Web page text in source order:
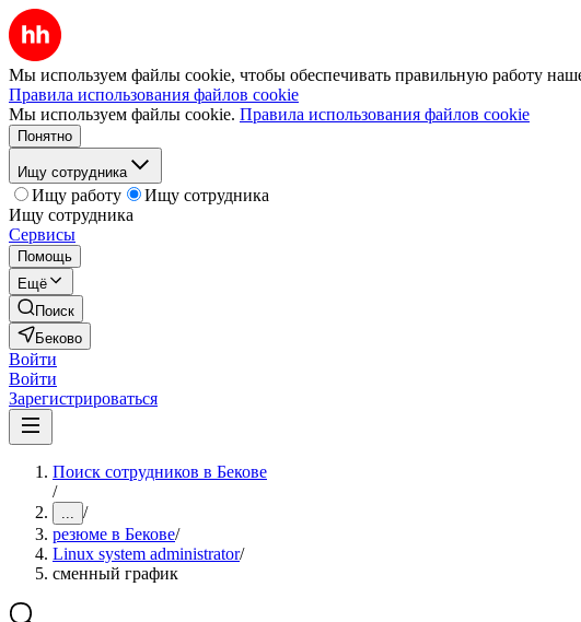
Мы используем файлы cookie, чтобы обеспечивать правильную работу
Правила использования файлов cookie
Мы используем файлы cookie. Правила использования файлов cookie
Понятно
Ищу сотрудника
Ищу работу
Ищу сотрудника
Ищу сотрудника
Сервисы
Помощь
Ещё
Поиск
Беково
Войти
Войти
Зарегистрироваться
Поиск сотрудников в Бекове
/
... /
резюме в Бекове/
Linux system administrator/
сменный график